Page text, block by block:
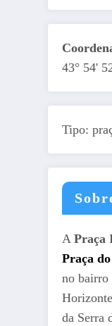
43° 54'
Tipo:
APraça
Praça
no bairro
da Serra